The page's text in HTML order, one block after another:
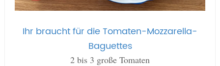
Ihr braucht für die Tomaten-Mozzarella-
Baguettes
2 bis 3 große Tomaten